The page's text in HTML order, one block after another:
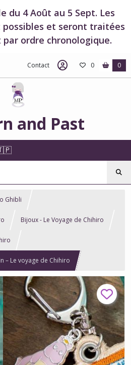
du 4 Août au 5 Sept. Les
et seront traitées
ordre chronologique.
Contact 0 0
and Past
Ghibli
Bijoux - Le Voyage de Chihiro
– Le voyage de Chihiro